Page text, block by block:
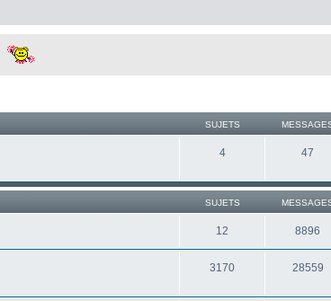
SUJETS
4 47
SUJETS
12 8896
3170 28559